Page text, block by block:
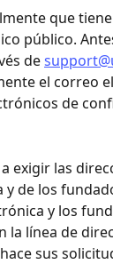
que
público.
de
el correo
de
exigir las
de los
y los
línea de
sus